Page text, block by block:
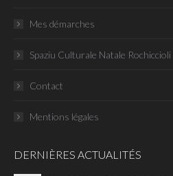
Mes démarches
Spaziu Culturale Natale Rochiccioli
Contact
Mentions légales
DERNIÈRES ACTUALITÉS